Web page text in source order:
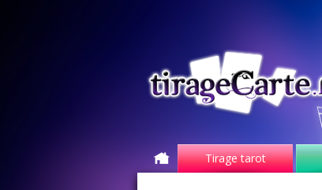
Tirage tarot